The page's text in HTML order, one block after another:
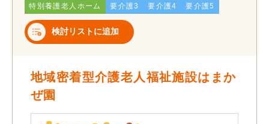
特別養護老人ホーム 要介護3 要介護4 要介護5
検討リストに追加
地域密着型介護老人福祉施設はまか
ぜ園